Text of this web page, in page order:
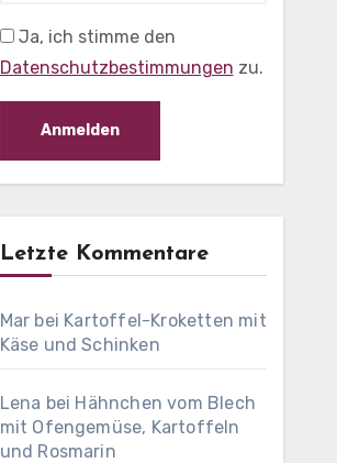
Ja, ich stimme den
Datenschutzbestimmungen zu.
Letzte Kommentare
Mar bei Kartoffel-Kroketten mit
Käse und Schinken
Lena bei Hähnchen vom Blech
mit Ofengemüse, Kartoffeln
und Rosmarin